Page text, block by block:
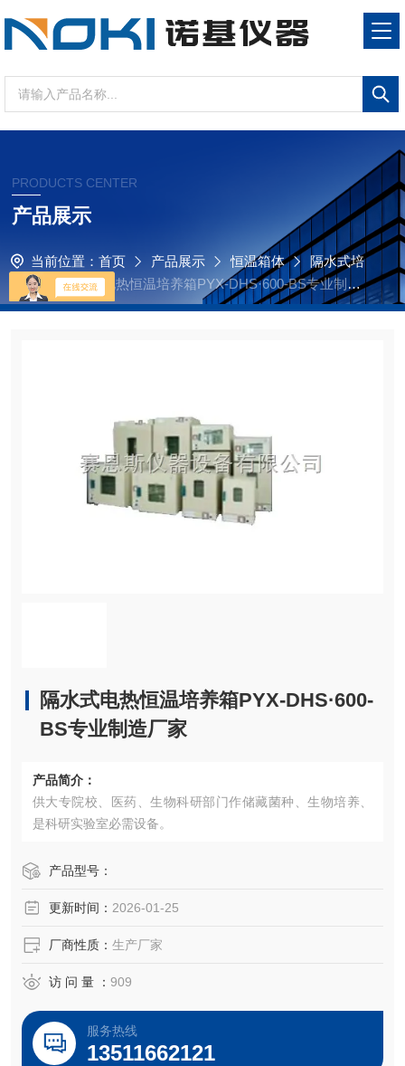
PRODUCTS CENTER
产品展示
当前位置： 首页 产品展示 恒温箱体
隔水式培
养箱
隔水式电热恒温培养箱PYX-DHS·600-BS专业制造
厂家
隔水式电热恒温培养箱PYX-DHS·600-
BS专业制造厂家
产品简介：
供大专院校、医药、生物科研部门作储藏菌种、生物培养、
是科研实验室必需设备。
产品型号：
更新时间： 2026-01-25
厂商性质： 生产厂家
访 问 量 ： 909
服务热线
13511662121